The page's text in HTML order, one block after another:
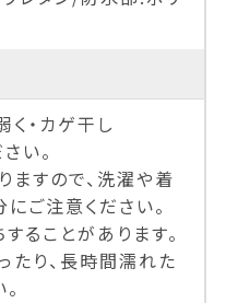
・カゲ干し
い。
すので、洗濯や着
ご注意ください。
ることがあります。
たり、長時間濡れた